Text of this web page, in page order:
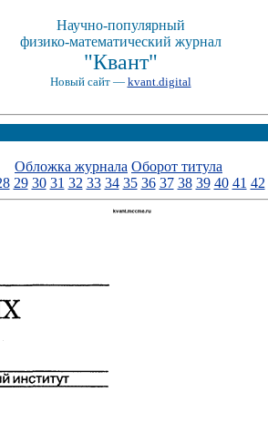
Научно-популярный
физико-математический журнал
"Квант"
Новый сайт — kvant.digital
Обложка журнала Оборот титула
29 30 31 32 33 34 35 36 37 38 39 40 41 42